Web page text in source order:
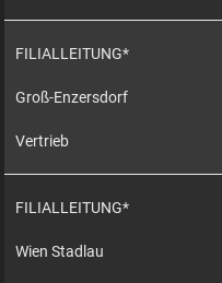
FILIALLEITUNG*
Groß-Enzersdorf
Vertrieb
FILIALLEITUNG*
Wien Stadlau